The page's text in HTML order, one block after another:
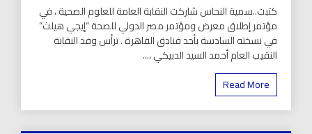
كتبت..سمية النحاس شاركت النقابة العامة للعلوم الصحية ، في
مؤتمر إطلاق معرض ومؤتمر مصر الدولي للصحة “إيجي هيلث”
في نسخته السادسة بأحد فنادق القاهرة . ترأس وفد النقابة
النقيب العام أحمد السيد الدبيكي ،...
Read More